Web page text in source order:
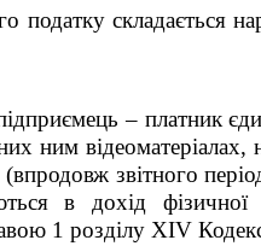
податку складається
– платник
ним відеоматеріалах,
звітного
в дохід
1 розділу XIV